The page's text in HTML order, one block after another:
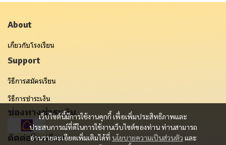
เว็บไซต์นี้มีการใช้งานคุกกี้ เพื่อเพิ่มประสิทธิภาพและ
ประสบการณ์ที่ดีในการใช้งานเว็บไซต์ของท่าน ท่านสามารถ
อ่านรายละเอียดเพิ่มเติมได้ที่ นโยบายความเป็นส่วนตัว และ
About
เกี่ยวกับโรงเรียน
Support
วิธีการสมัครเรียน
วิธีการชำระเงิน
ช่องทางชำระเงิน
ติดต่อโรงเรียน